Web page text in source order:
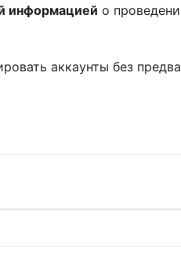
информацией о
аккаунты без